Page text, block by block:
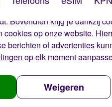
op onze website. Met deze
Bovendien krijg je dankzij
cookies op onze website.
berichten of advertenties
op elk moment
Weigeren